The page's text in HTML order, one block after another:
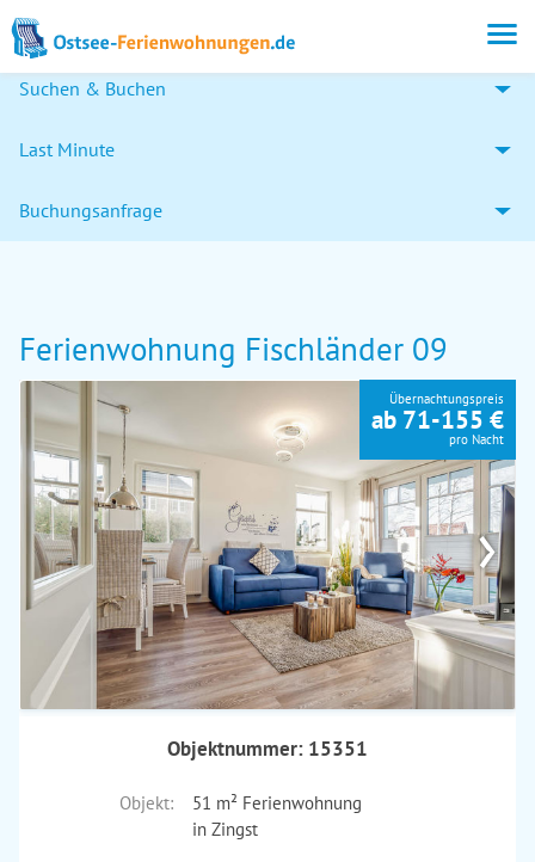
Suchen & Buchen
Last Minute
Buchungsanfrage
Ferienwohnung Fischländer 09
›
Übernachtungspreis
ab 71-155 €
pro Nacht
Objektnummer: 15351
Objekt:
51 m² Ferienwohnung
in Zingst